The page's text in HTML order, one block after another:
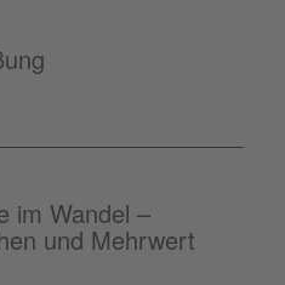
im Wandel –
und Mehrwert